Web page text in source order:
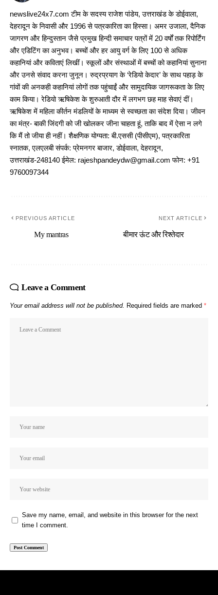
newslive24x7.com टीम के सदस्य राजेश पांडेय, उत्तराखंड के डोईवाला,
देहरादून के निवासी और 1996 से पत्रकारिता का हिस्सा। अमर उजाला, दैनिक
जागरण और हिन्दुस्तान जैसे प्रमुख हिन्दी समाचार पत्रों में 20 वर्षों तक रिपोर्टिंग
और एडिटिंग का अनुभव। बच्चों और हर आयु वर्ग के लिए 100 से अधिक
कहानियां और कविताएं लिखीं। स्कूलों और संस्थाओं में बच्चों को कहानियां सुनाना
और उनसे संवाद करना जुनून। रुद्रप्रयाग के ‘रेडियो केदार’ के साथ पहाड़ के
गांवों की अनकही कहानियां लोगों तक पहुंचाईं और सामुदायिक जागरूकता के लिए
काम किया। रेडियो ऋषिकेश के शुरुआती दौर में लगभग छह माह सेवाएं दीं।
ऋषिकेश में महिला कीर्तन मंडलियों के माध्यम से स्वच्छता का संदेश दिया। जीवन
का मंत्र- बाकी जिंदगी को जी खोलकर जीना चाहता हूं, ताकि बाद में ऐसा न लगे
कि मैं तो जीया ही नहीं। शैक्षणिक योग्यता: बी.एससी (पीसीएम), पत्रकारिता
स्नातक, एलएलबी संपर्क: प्रेमनगर बाजार, डोईवाला, देहरादून,
उत्तराखंड-248140 ईमेल: rajeshpandeydw@gmail.com फोन: +91
9760097344
PREVIOUS ARTICLE
My mantras
NEXT ARTICLE
बीमार ऊंट और रिश्तेदार
Leave a Comment
Your email address will not be published. Required fields are marked *
Save my name, email, and website in this browser for the next
time I comment.